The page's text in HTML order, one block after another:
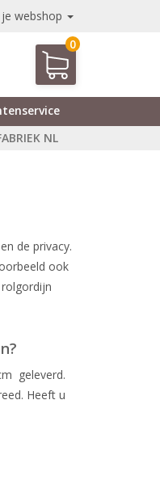
je webshop
0
NL
de privacy.
ook
geleverd.
Heeft u